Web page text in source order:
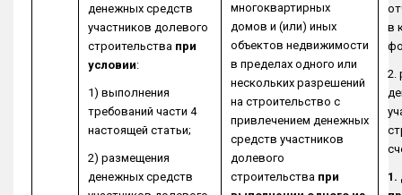
денежных средств
участников долевого
строительства при
условии:
1) выполнения
требований части 4
настоящей статьи;
2) размещения
денежных средств
многоквартирных
домов и (или) иных
объектов недвижимости
в пределах одного или
нескольких разрешений
на строительство с
привлечением денежных
средств участников
долевого
строительства при
в
2.
1.